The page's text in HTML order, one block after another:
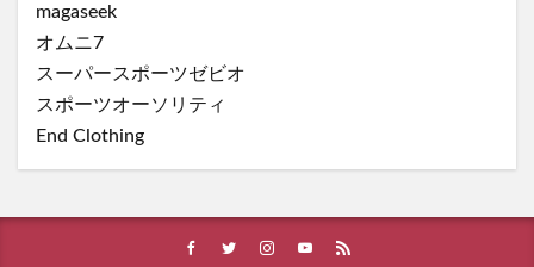
magaseek
オムニ7
スーパースポーツゼビオ
スポーツオーソリティ
End Clothing